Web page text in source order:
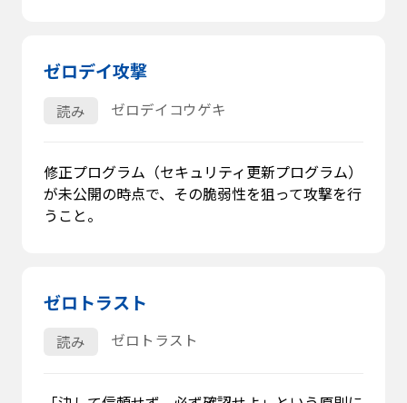
ゼロデイ攻撃
読み ゼロデイコウゲキ
修正プログラム（セキュリティ更新プログラム）
が未公開の時点で、その脆弱性を狙って攻撃を行
うこと。
ゼロトラスト
読み ゼロトラスト